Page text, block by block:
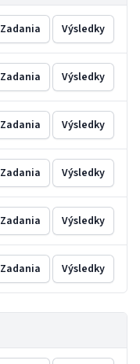
Zadania Výsledky
Zadania Výsledky
Zadania Výsledky
Zadania Výsledky
Zadania Výsledky
Zadania Výsledky